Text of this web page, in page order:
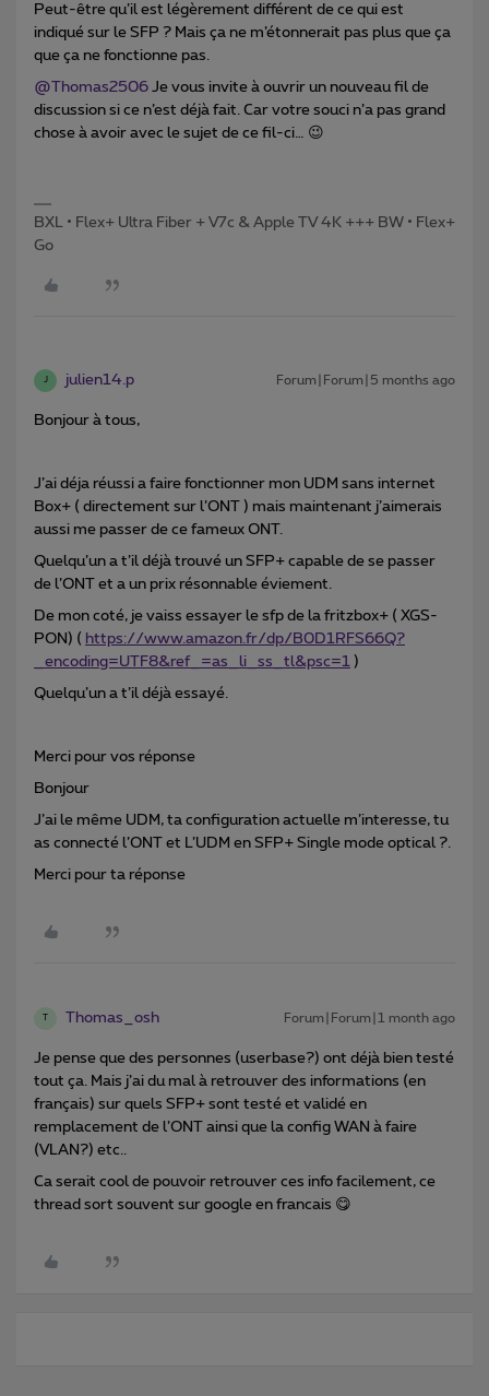
Peut-être qu’il est légèrement différent de ce qui est
indiqué sur le SFP ? Mais ça ne m’étonnerait pas plus que ça
que ça ne fonctionne pas.
@Thomas2506 Je vous invite à ouvrir un nouveau fil de
discussion si ce n’est déjà fait. Car votre souci n’a pas grand
chose à avoir avec le sujet de ce fil-ci… 😉
BXL • Flex+ Ultra Fiber + V7c & Apple TV 4K +++ BW • Flex+
Go
J julien14.p Forum|Forum|5 months ago
Bonjour à tous,
J’ai déja réussi a faire fonctionner mon UDM sans internet
Box+ ( directement sur l’ONT ) mais maintenant j’aimerais
aussi me passer de ce fameux ONT.
Quelqu’un a t’il déjà trouvé un SFP+ capable de se passer
de l’ONT et a un prix résonnable éviement.
De mon coté, je vaiss essayer le sfp de la fritzbox+ ( XGS-
PON) ( https://www.amazon.fr/dp/B0D1RFS66Q?
_encoding=UTF8&ref_=as_li_ss_tl&psc=1 )
Quelqu’un a t’il déjà essayé.
Merci pour vos réponse
Bonjour
J’ai le même UDM, ta configuration actuelle m’interesse, tu
as connecté l’ONT et L’UDM en SFP+ Single mode optical ?.
Merci pour ta réponse
Thomas_osh Forum|Forum|1 month ago
Je pense que des personnes (userbase?) ont déjà bien testé
tout ça. Mais j’ai du mal à retrouver des informations (en
français) sur quels SFP+ sont testé et validé en
remplacement de l’ONT ainsi que la config WAN à faire
(VLAN?) etc..
Ca serait cool de pouvoir retrouver ces info facilement, ce
thread sort souvent sur google en francais 😋